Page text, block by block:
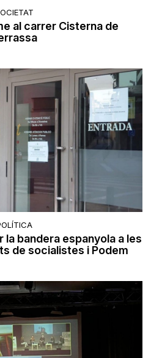
al carrer Cisterna de
bandera espanyola a les
de socialistes i Podem